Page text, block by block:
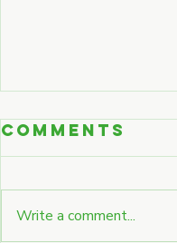
Test Post 1
Comments
Write a comment...